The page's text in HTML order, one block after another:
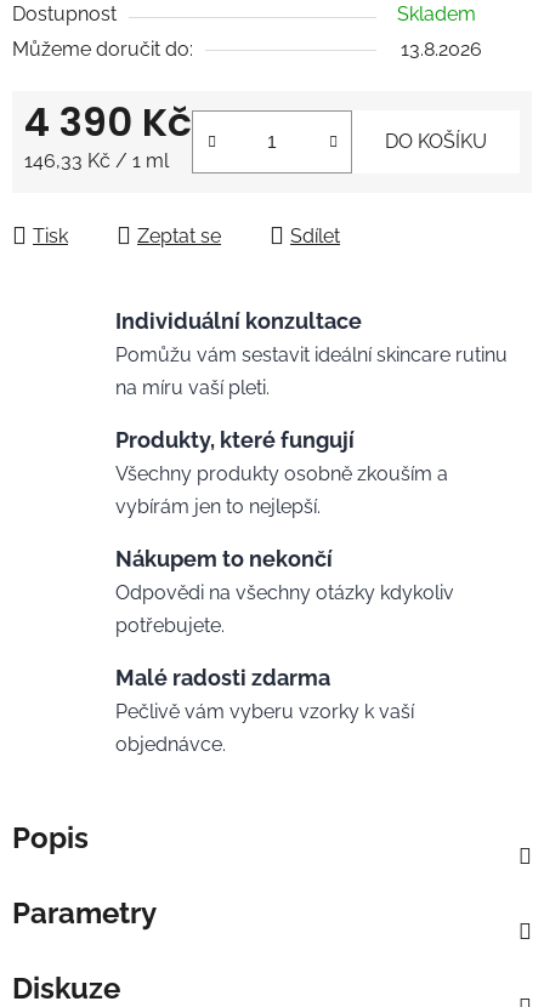
Dostupnost
Skladem
Můžeme doručit do:
13.8.2026
4 390 Kč
Měrná cena:
146,33 Kč / 1 ml
DO KOŠÍKU
Tisk Zeptat se Sdílet
Individuální konzultace
Pomůžu vám sestavit ideální skincare rutinu
na míru vaší pleti.
Produkty, které fungují
Všechny produkty osobně zkouším a
vybírám jen to nejlepší.
Nákupem to nekončí
Odpovědi na všechny otázky kdykoliv
potřebujete.
Malé radosti zdarma
Pečlivě vám vyberu vzorky k vaší
objednávce.
Popis
Parametry
Diskuze